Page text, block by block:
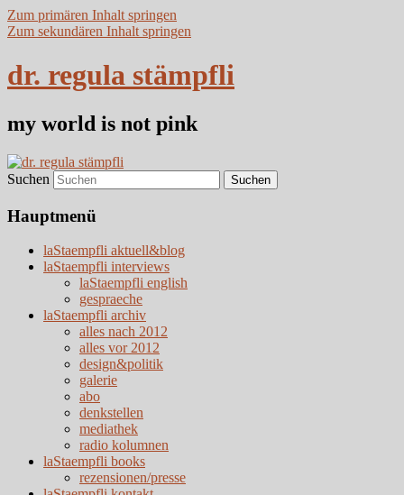
Zum primären Inhalt springen
Zum sekundären Inhalt springen
dr. regula stämpfli
my world is not pink
Suchen
Hauptmenü
laStaempfli aktuell&blog
laStaempfli interviews
laStaempfli english
gespraeche
laStaempfli archiv
alles nach 2012
alles vor 2012
design&politik
galerie
abo
denkstellen
mediathek
radio kolumnen
laStaempfli books
rezensionen/presse